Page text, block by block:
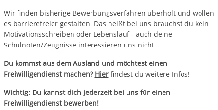
Wir finden bisherige Bewerbungsverfahren überholt und wollen
es barrierefreier gestalten: Das heißt bei uns brauchst du kein
Motivationsschreiben oder Lebenslauf - auch deine
Schulnoten/Zeugnisse interessieren uns nicht.
Du kommst aus dem Ausland und möchtest einen
Freiwilligendienst machen? Hierfindest du weitere Infos!
Wichtig: Du kannst dich jederzeit bei uns für einen
Freiwilligendienst bewerben!